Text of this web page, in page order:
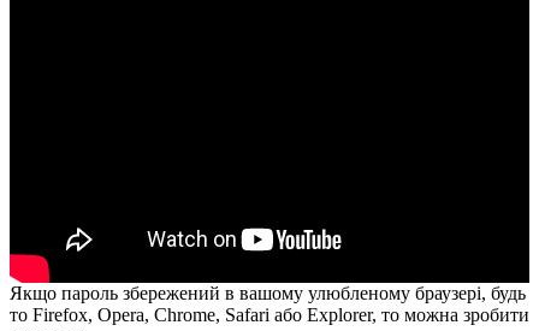
Якщо пароль збережений в вашому улюбленому браузері, будь
то Firefox, Opera, Chrome, Safari або Explorer, то можна зробити